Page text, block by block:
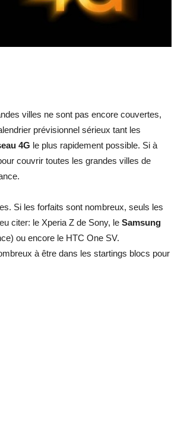
villes ne sont pas encore couvertes,
prévisionnel sérieux tant les
4G le plus rapidement possible. Si à
couvrir toutes les grandes villes de
Si les forfaits sont nombreux, seuls les
citer: le Xperia Z de Sony, le Samsung
ou encore le HTC One SV.
à être dans les startings blocs pour